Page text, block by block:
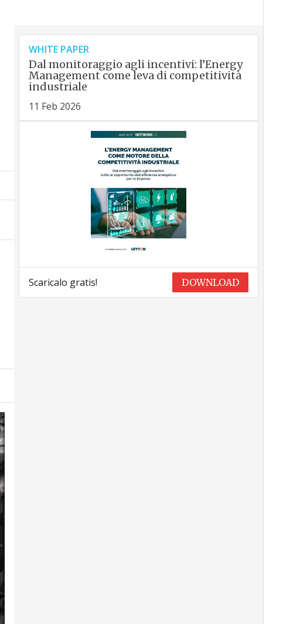
WHITE PAPER
Dal monitoraggio agli incentivi: l’Energy
Management come leva di competitività
industriale
11 Feb 2026
Scaricalo gratis! DOWNLOAD